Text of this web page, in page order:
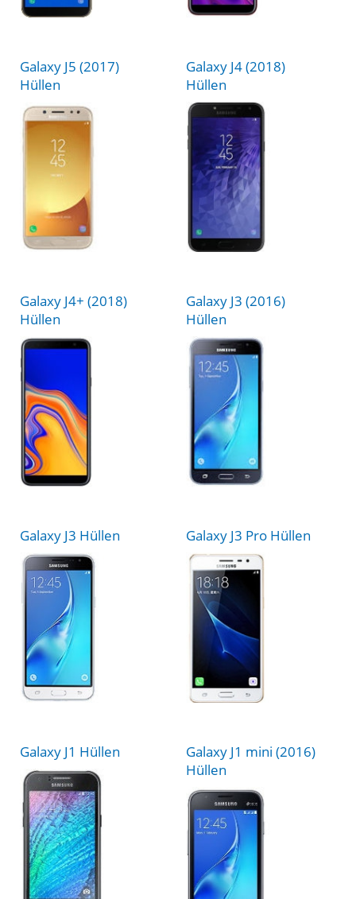
Galaxy J5 (2017)
Hüllen
Galaxy J4 (2018)
Hüllen
Galaxy J4+ (2018)
Hüllen
Galaxy J3 (2016)
Hüllen
Galaxy J3 Hüllen Galaxy J3 Pro Hüllen
Galaxy J1 Hüllen
Galaxy J1 mini (2016)
Hüllen